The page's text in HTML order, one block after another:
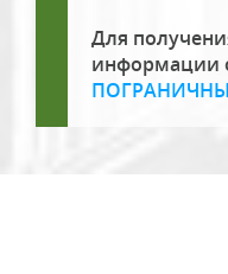
Для
информации